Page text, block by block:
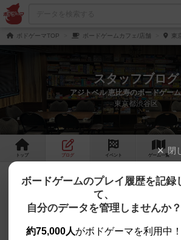
ボドゲーマTOP ボードゲームカフェ/店舗 東
スタッフブログ
アジトベル 恵比寿のボードゲー
東京都渋谷区
トップ ブログ イベント ゲーム一覧
【おすすめボードゲーム】気
底紹介！「タイムボムQ」ル
【#134】をあげました
アジトベル です。
閉
ボードゲームのプレイ履歴を記録
て、
自分のデータを管理しませんか？
約75,000人がボドゲーマを利用中！